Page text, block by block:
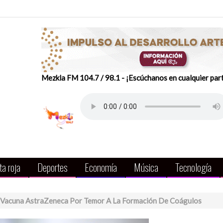
Mezkla FM 104.7 / 98.1 - ¡Escúchanos en cualquier
roja Deportes Economía Música Tecnología
AstraZeneca Por Temor A La Formación De Coágulos